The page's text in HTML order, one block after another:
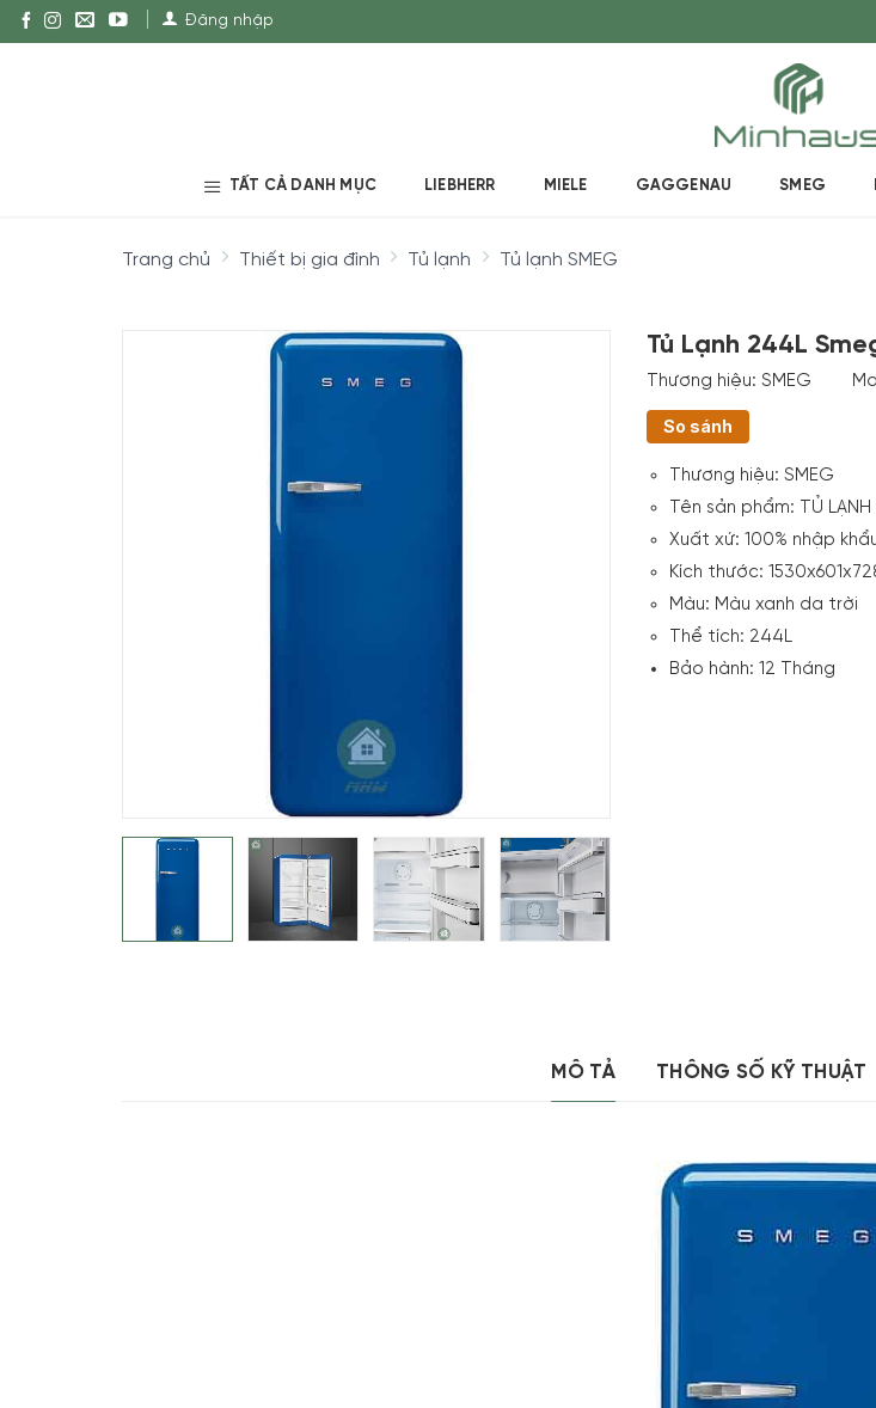
Đăng nhập
TẤT CẢ DANH MỤC LIEBHERR MIELE GAGGENAU SMEG
Trang chủ Thiết bị gia đình Tủ lạnh Tủ lạnh SMEG
Tủ Lạnh 244L
Thương hiệu: SMEG
So sánh
Thương hiệu:SMEG
Tên sản phẩm: TỦ
Xuất xứ: 100% nhập
Kích thước:
Màu: Màu xanh da trời
Thể tích: 244L
Bảo hành: 12 Tháng
MÔ TẢ THÔNG SỐ KỸ THUẬT